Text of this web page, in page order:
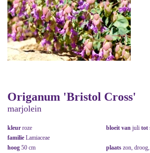
Origanum 'Bristol Cross'
marjolein
kleur roze bloeit van juli tot
familie Lamiaceae
hoog 50 cm plaats zon,